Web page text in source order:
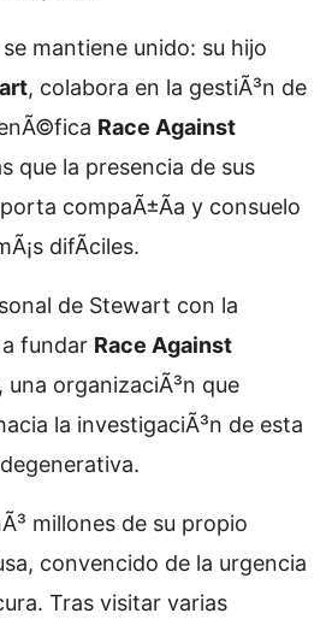
mantiene unido: su hijo
, colabora en la gestiÃ³n de
Race Against
que la presencia de sus
compaÃ±Ã­a y consuelo
difÃ­ciles.
de Stewart con la
a fundar Race Against
una organizaciÃ³n que
la investigaciÃ³n de esta
millones de su propio
convencido de la urgencia
Tras visitar varias